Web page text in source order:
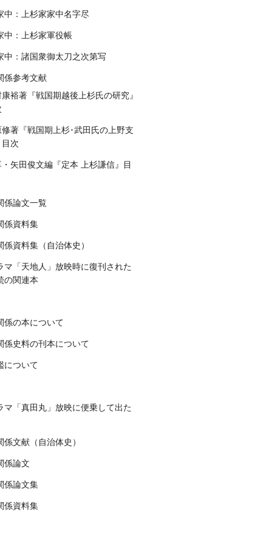
中：上杉家家中名字尽
中：上杉家軍役帳
中：諸国衆御太刀之次第写
係参考文献
裕著『戦国期越後上杉氏の研究』
著『戦国期上杉･武田氏の上野支
次
矢田俊文編『定本 上杉謙信』目
係論文一覧
係資料集
係資料集（自治体史）
マ「天地人」放映時に復刊された
の関連本
係の本について
係史料の刊本について
について
マ「真田丸」放映に便乗して出た
係文献（自治体史）
係論文
係論文集
係資料集